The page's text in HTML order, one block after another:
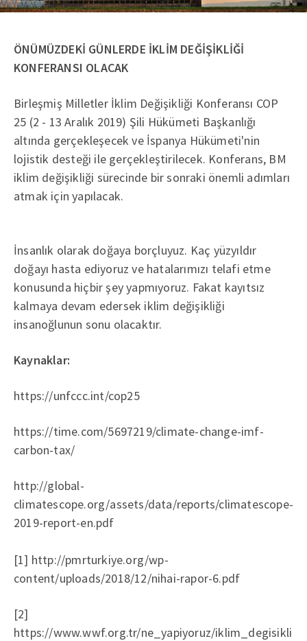
ÖNÜMÜZDEKİ GÜNLERDE İKLİM DEĞİŞİKLİĞİ
KONFERANSI OLACAK
Birleşmiş Milletler İklim Değişikliği Konferansı COP
25 (2 - 13 Aralık 2019) Şili Hükümeti Başkanlığı
altında gerçekleşecek ve İspanya Hükümeti'nin
lojistik desteği ile gerçekleştirilecek. Konferans, BM
iklim değişikliği sürecinde bir sonraki önemli adımları
atmak için yapılacak.
İnsanlık olarak doğaya borçluyuz. Kaç yüzyıldır
doğayı hasta ediyoruz ve hatalarımızı telafi etme
konusunda hiçbir şey yapmıyoruz. Fakat kayıtsız
kalmaya devam edersek iklim değişikliği
insanoğlunun sonu olacaktır.
Kaynaklar:
https://unfccc.int/cop25
https://time.com/5697219/climate-change-imf-
carbon-tax/
http://global-
climatescope.org/assets/data/reports/climatescope-
2019-report-en.pdf
[1] http://pmrturkiye.org/wp-
content/uploads/2018/12/nihai-rapor-6.pdf
[2]
https://www.wwf.org.tr/ne_yapiyoruz/iklim_degisikli